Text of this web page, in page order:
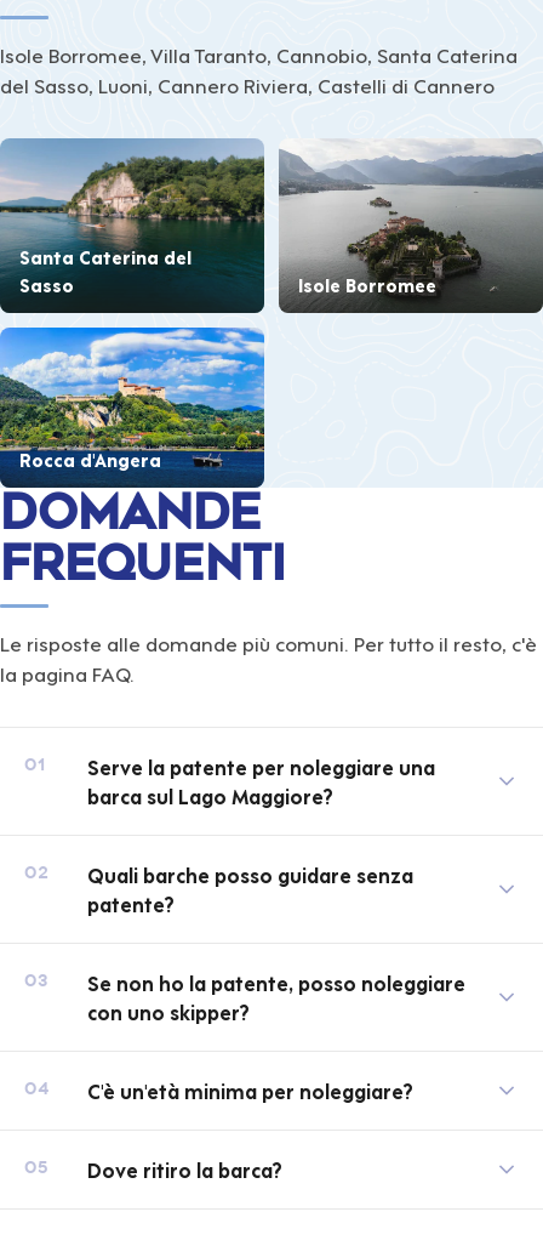
Isole Borromee, Villa Taranto, Cannobio, Santa Caterina
del Sasso, Luoni, Cannero Riviera, Castelli di Cannero
Santa Caterina del
Sasso
Isole Borromee
Rocca d'Angera
Domande
frequenti
Le risposte alle domande più comuni. Per tutto il resto, c'è
la pagina FAQ.
01
Serve la patente per noleggiare una
barca sul Lago Maggiore?
02
Quali barche posso guidare senza
patente?
03
Se non ho la patente, posso noleggiare
con uno skipper?
04 C'è un'età minima per noleggiare?
05 Dove ritiro la barca?